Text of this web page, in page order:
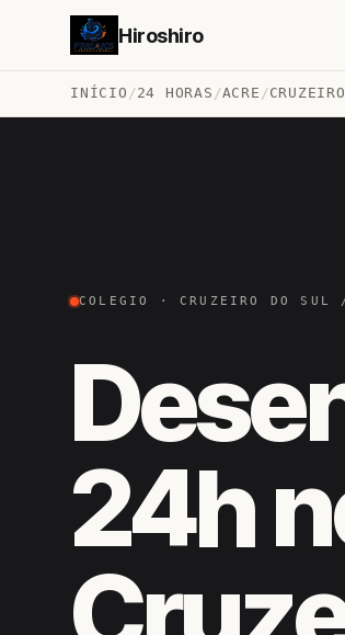
Hiroshiro
INÍCIO /24 HORAS /ACRE /
COLEGIO · CRUZEIRO DO
24h